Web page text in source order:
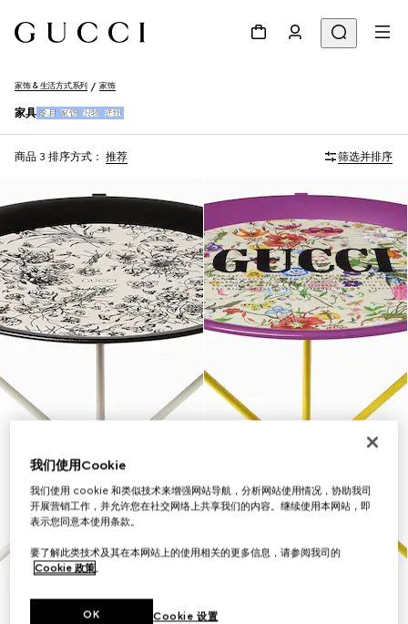
家饰 & 生活方式系列 家饰
家具 餐具 家饰 织物 壁纸
商品 3 排序方式： 推荐 筛选并排序
我们使用Cookie
我们使用 cookie 和类似技术来增强网站导航，分析网站使用情况，协助我司
开展营销工作，并允许您在社交网络上共享我们的内容。继续使用本网站，即
表示您同意本使用条款。
要了解此类技术及其在本网站上的使用相关的更多信息，请参阅我司的
Cookie 政策。
Cookie 设置
OK